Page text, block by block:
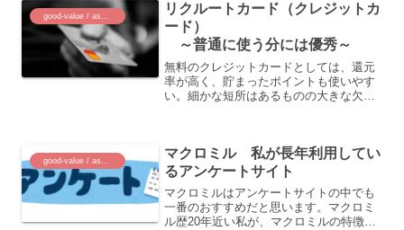
good-value / assets
リクルートカード（クレジットカ
ード）
～普通に使う分には優秀～
無料のクレジットカードとしては、還元
率が高く、貯まったポイントも使いやす
い。細かな短所はあるものの大きな欠点
good-value / assets
マクロミル 私が長年利用してい
るアンケートサイト
マクロミルはアンケートサイトの中でも
一番のおすすめだと思います。マクロミ
ル歴20年近い私が、マクロミルの特徴、